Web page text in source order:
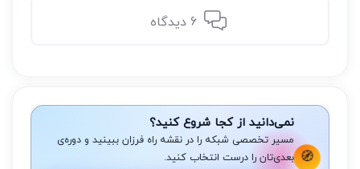
6 دیدگاه
🧭
نمی‌دانید از کجا شروع کنید؟
مسیر تخصصی شبکه را در نقشه راه فرزان ببینید و دوره‌ی
بعدی‌تان را درست انتخاب کنید.